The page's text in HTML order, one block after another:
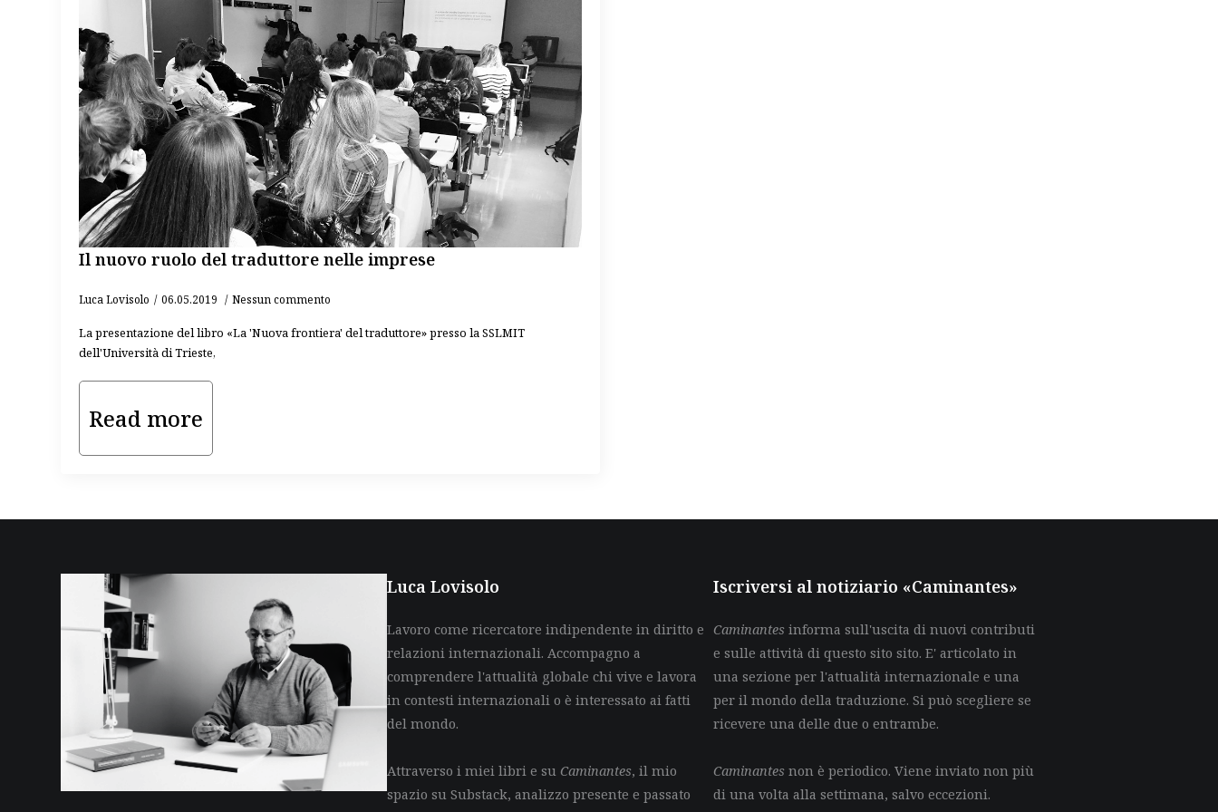
Il nuovo ruolo del traduttore nelle imprese
Luca Lovisolo 06.05.2019 Nessun commento
La presentazione del libro «La 'Nuova frontiera' del traduttore» presso la SSLMIT
dell'Università di Trieste,
Read more
Luca Lovisolo
Lavoro come ricercatore indipendente in diritto e
relazioni internazionali. Accompagno a
comprendere l'attualità globale chi vive e lavora
in contesti internazionali o è interessato ai fatti
del mondo.
Attraverso i miei libri e suCaminantes, il mio
spazio su Substack, analizzo presente e passato
Iscriversi al notiziario «Caminantes»
Caminantes informa sull'uscita di nuovi contributi
e sulle attività di questo sito sito. E' articolato in
una sezione per l'attualità internazionale e una
per il mondo della traduzione. Si può scegliere se
ricevere una delle due o entrambe.
Caminantes non è periodico. Viene inviato non più
di una volta alla settimana, salvo eccezioni.